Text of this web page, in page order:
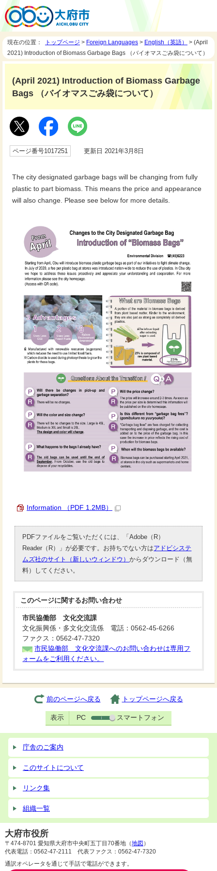
現在の位置： トップページ > Foreign Languages > English（英語）
> (April
2021) Introduction of Biomass Garbage Bags （バイオマスごみ袋について）
(April 2021) Introduction of Biomass Garbage
Bags （バイオマスごみ袋について）
ページ番号1017251 更新日 2021年3月8日
The city designated garbage bags will be changing from fully
plastic to part biomass. This means the price and appearance
will also change. Please see below for more details.
Information （PDF 1.2MB）
PDFファイルをご覧いただくには、「Adobe（R）
Reader（R）」が必要です。お持ちでない方はアドビシステ
ムズ社のサイト（新しいウィンドウ）からダウンロード（無
料）してください。
このページに関するお問い合わせ
市民協働部 文化交流課
文化振興係・多文化交流係 電話：0562-45-6266
ファクス：0562-47-7320
市民協働部 文化交流課へのお問い合わせは専用フ
ォームをご利用ください。
前のページへ戻る トップページへ戻る
表示 PC スマートフォン
庁舎のご案内
このサイトについて
リンク集
組織一覧
大府市役所
〒474-8701 愛知県大府市中央町五丁目70番地（地図 ）
代表電話：0562-47-2111 代表ファクス：0562-47-7320
通訳オペレータを通じて手話で電話ができます。